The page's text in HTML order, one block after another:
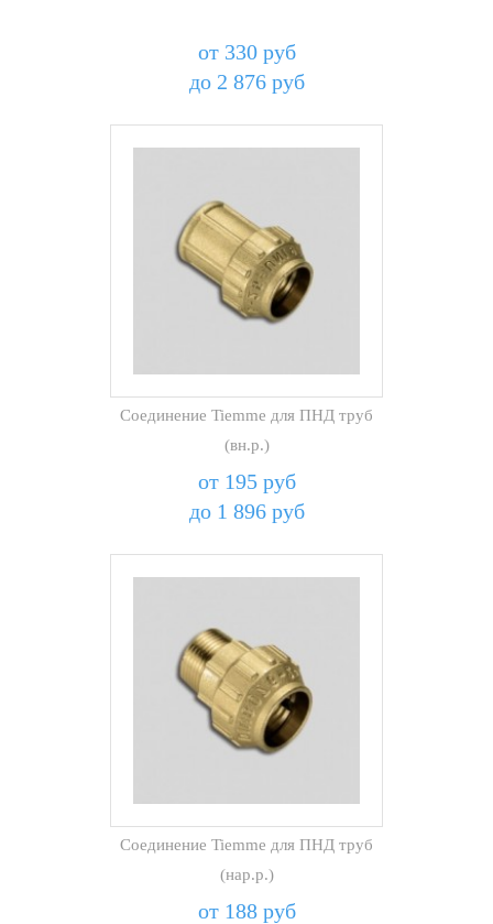
от 330 руб
до 2 876 руб
Соединение Tiemme для ПНД труб
(вн.р.)
от 195 руб
до 1 896 руб
Соединение Tiemme для ПНД труб
(нар.р.)
от 188 руб